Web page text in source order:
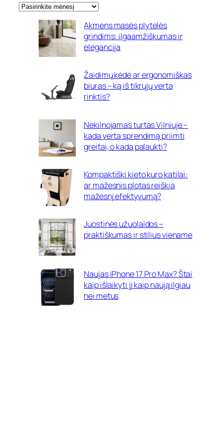
Akmens masės plytelės
grindims: ilgaamžiškumas ir
elegancija
Žaidimų kėdė ar ergonomiškas
biuras – ką iš tikrųjų verta
rinktis?
Nekilnojamas turtas Vilniuje –
kada verta sprendimą priimti
greitai, o kada palaukti?
Kompaktiški kieto kuro katilai:
ar mažesnis plotas reiškia
mažesnį efektyvumą?
Juostinės užuolaidos –
praktiškumas ir stilius viename
Naujas iPhone 17 Pro Max? Štai
kaip išlaikyti jį kaip naują ilgiau
nei metus